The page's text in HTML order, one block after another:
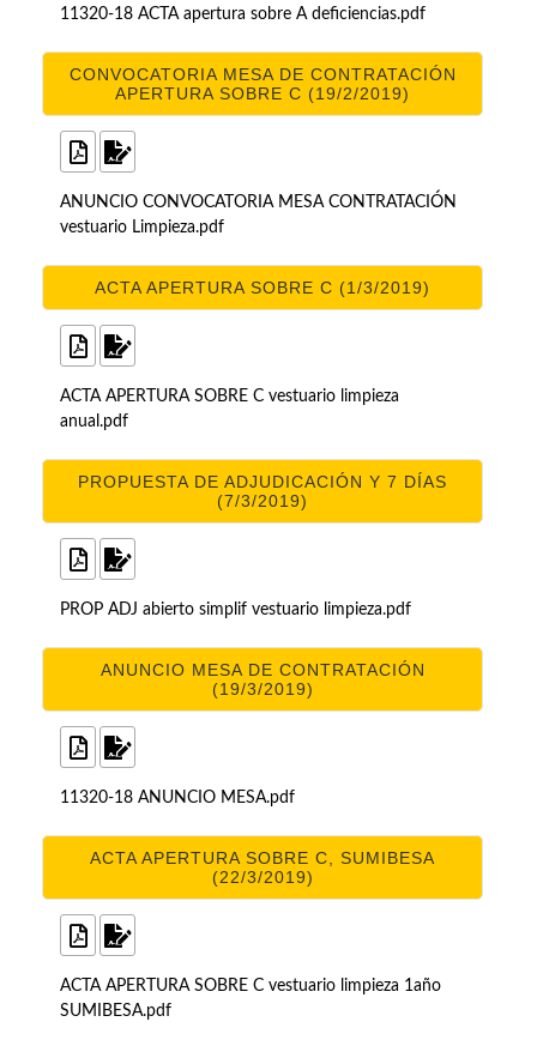
11320-18 ACTA apertura sobre A deficiencias.pdf
CONVOCATORIA MESA DE CONTRATACIÓN
APERTURA SOBRE C (19/2/2019)
ANUNCIO CONVOCATORIA MESA CONTRATACIÓN
vestuario Limpieza.pdf
ACTA APERTURA SOBRE C (1/3/2019)
ACTA APERTURA SOBRE C vestuario limpieza
anual.pdf
PROPUESTA DE ADJUDICACIÓN Y 7 DÍAS
(7/3/2019)
PROP ADJ abierto simplif vestuario limpieza.pdf
ANUNCIO MESA DE CONTRATACIÓN
(19/3/2019)
11320-18 ANUNCIO MESA.pdf
ACTA APERTURA SOBRE C, SUMIBESA
(22/3/2019)
ACTA APERTURA SOBRE C vestuario limpieza 1año
SUMIBESA.pdf